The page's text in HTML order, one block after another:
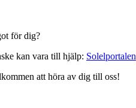
för dig?
kan vara till hjälp: Solelportalen
att höra av dig till oss!